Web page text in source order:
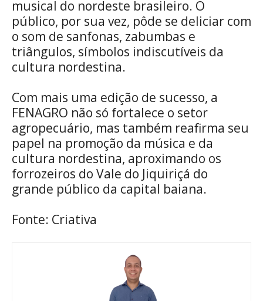
musical do nordeste brasileiro. O
público, por sua vez, pôde se deliciar com
o som de sanfonas, zabumbas e
triângulos, símbolos indiscutíveis da
cultura nordestina.
Com mais uma edição de sucesso, a
FENAGRO não só fortalece o setor
agropecuário, mas também reafirma seu
papel na promoção da música e da
cultura nordestina, aproximando os
forrozeiros do Vale do Jiquiriçá do
grande público da capital baiana.
Fonte: Criativa